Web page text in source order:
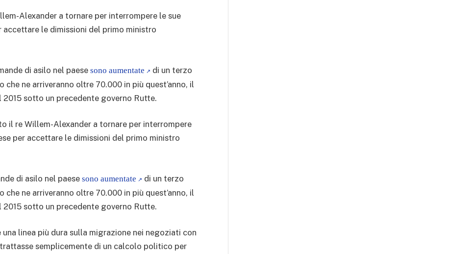
Alexander a tornare per interrompere le sue
accettare le dimissioni del primo ministro
di asilo nel paese sono aumentate
di un terzo
ne arriveranno oltre 70.000 in più quest’anno, il
sotto un precedente governo Rutte.
il re Willem-Alexander a tornare per interrompere
per accettare le dimissioni del primo ministro
di asilo nel paese sono aumentate
di un terzo
ne arriveranno oltre 70.000 in più quest’anno, il
sotto un precedente governo Rutte.
linea più dura sulla migrazione nei negoziati con
semplicemente di un calcolo politico per